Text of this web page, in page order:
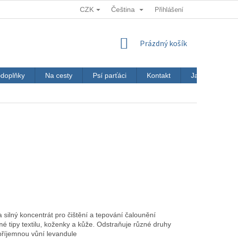
CZK Čeština Přihlášení
NÁKUPNÍ
Prázdný košík
Na cesty Psí parťáci Kontakt Jak nakupovat
silný koncentrát pro čištění a tepování čalounění
tipy textilu, koženky a kůže. Odstraňuje různé druhy
vůní levandule